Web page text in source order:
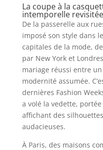
La coupe à la
intemporelle
De la passerelle aux
imposé son style dans
capitales de la mode,
par New York et
mariage réussi entre
modernité assumée.
dernières Fashion
a volé la vedette,
affichant des
audacieuses.
À Paris, des maisons